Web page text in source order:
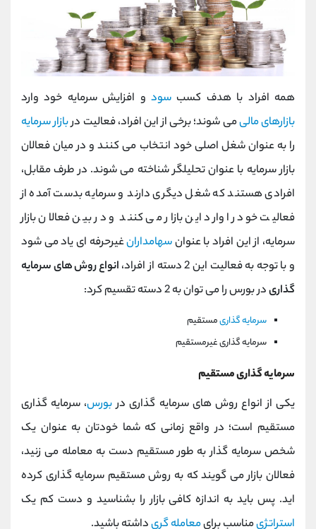
همه افراد با هدف کسب سود و افزایش سرمایه خود وارد
بازارهای مالیمی شوند؛ برخی از این افراد، فعالیت دربازار سرمایه
را به عنوان شغل اصلی خود انتخاب می کنند و در میان فعالان
بازار سرمایه با عنوان تحلیلگر شناخته می شوند. در طرف مقابل،
افرادی هستند که شغل دیگری دارند و سرمایه بدست آمده از
فعالیت خود را وارد این بازار می کنند و در بین فعالان بازار
سرمایه، از این افراد با عنوانسهامدارانغیرحرفه ای یاد می شود
و با توجه به فعالیت این 2 دسته از افراد،
انواع روش های سرمایه
گذاریدر بورس را می توان به 2 دسته تقسیم کرد:
سرمایه گذاریمستقیم
سرمایه گذاری غیرمستقیم
سرمایه گذاری مستقیم
یکی از انواع روش های سرمایه گذاری دربورس، سرمایه گذاری
مستقیم است؛ در واقع زمانی که شما خودتان به عنوان یک
شخص سرمایه گذار به طور مستقیم دست به معامله می زنید،
فعالان بازار می گویند که به روش مستقیم سرمایه گذاری کرده
اید. پس باید به اندازه کافی بازار را بشناسید و دست کم یک
استراتژیمناسب برایمعامله گریداشته باشید.